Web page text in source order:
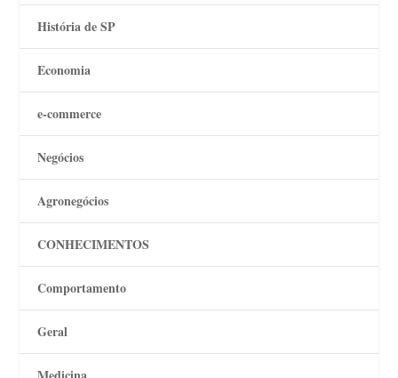
História de SP
Economia
e-commerce
Negócios
Agronegócios
CONHECIMENTOS
Comportamento
Geral